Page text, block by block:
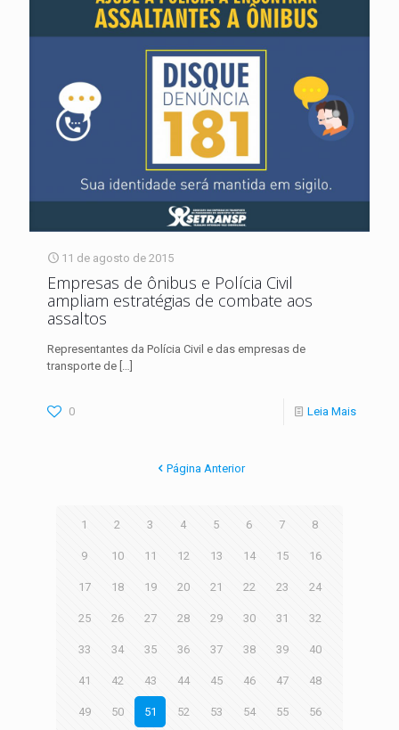
11 de agosto de 2015
Empresas de ônibus e Polícia Civil
ampliam estratégias de combate aos
assaltos
Representantes da Polícia Civil e das empresas de
transporte de […]
0 Leia Mais
Página Anterior
1 2 3 4 5 6 7 8
9 10 11 12 13 14 15 16
17 18 19 20 21 22 23 24
25 26 27 28 29 30 31 32
33 34 35 36 37 38 39 40
41 42 43 44 45 46 47 48
49 50 51 52 53 54 55 56